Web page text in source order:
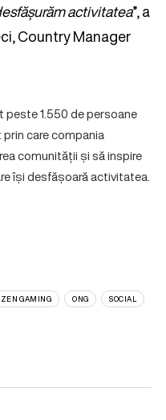
activitatea”, a
Country Manager
peste 1.550 de persoane
care compania
comunității și să inspire
își desfășoară activitatea.
GAMING ONG SOCIAL